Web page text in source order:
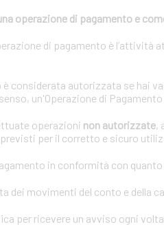
operazione di pagamento e
di pagamento è l’attività
è considerata autorizzata se hai
un'Operazione di
operazioni non autorizzate,
per il corretto e sicuro
in conformità con
movimenti del conto e della
ricevere un avviso ogni